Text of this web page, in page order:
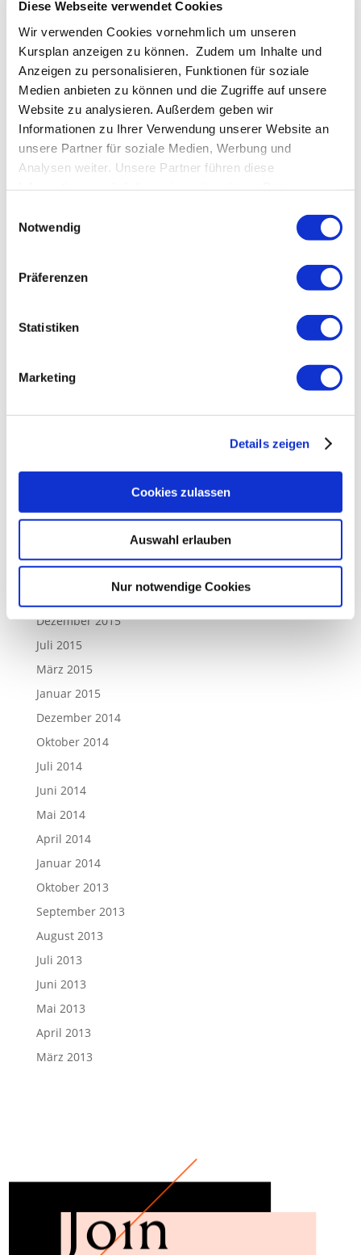
Diese Webseite verwendet Cookies
Wir verwenden Cookies vornehmlich um unseren
Kursplan anzeigen zu können. Zudem um Inhalte und
Anzeigen zu personalisieren, Funktionen für soziale
Medien anbieten zu können und die Zugriffe auf unsere
Website zu analysieren. Außerdem geben wir
Informationen zu Ihrer Verwendung unserer Website an
unsere Partner für soziale Medien, Werbung und
Analysen weiter. Unsere Partner führen diese
sie im Rahmen Ihrer Nutzung der Dienste gesammelt
Notwendig
Präferenzen
Statistiken
Marketing
Details zeigen
Cookies zulassen
Auswahl erlauben
Nur notwendige Cookies
März 2021
Februar 2021
Januar 2021
Dezember 2020
Juni 2020
April 2020
März 2020
Dezember 2019
September 2019
Juni 2019
April 2019
Oktober 2017
August 2016
März 2016
Dezember 2015
Juli 2015
März 2015
Januar 2015
Dezember 2014
Oktober 2014
Juli 2014
Juni 2014
Mai 2014
April 2014
Januar 2014
Oktober 2013
September 2013
August 2013
Juli 2013
Juni 2013
Mai 2013
April 2013
März 2013
Join